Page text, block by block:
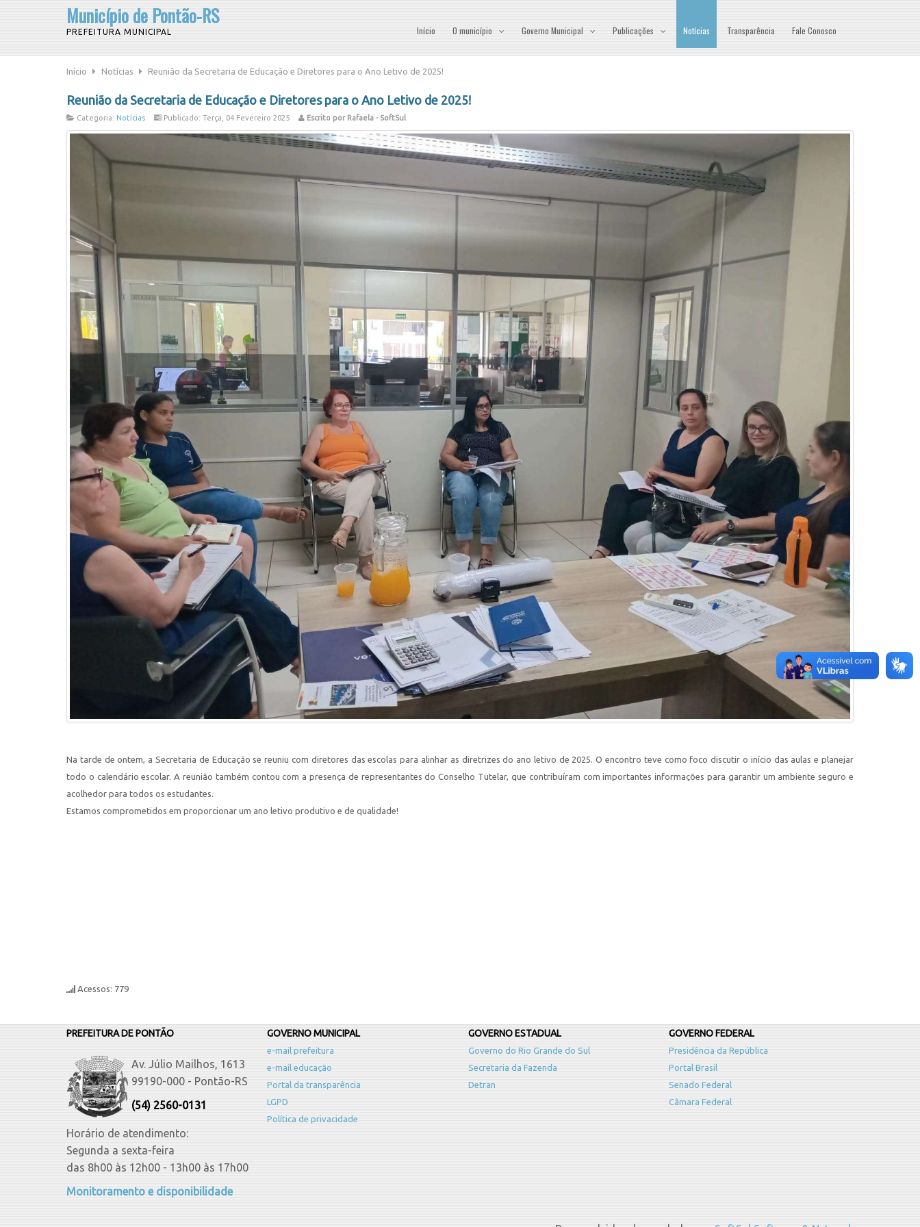
Município de Pontão-RS
PREFEITURA MUNICIPAL Início O município Governo Municipal Publicações Notícias Transparência Fale Conosco
Início Notícias Reunião da Secretaria de Educação e Diretores para o Ano Letivo de 2025!
Reunião da Secretaria de Educação e Diretores para o Ano Letivo de 2025!
Categoria: Notícias Publicado: Terça, 04 Fevereiro 2025 Escrito por Rafaela - SoftSul
Na tarde de ontem, a Secretaria de Educação se reuniu com diretores das escolas para alinhar as diretrizes do ano letivo de 2025. O encontro teve como foco discutir o início das aulas e planejar
todo o calendário escolar. A reunião também contou com a presença de representantes do Conselho Tutelar, que contribuíram com importantes informações para garantir um ambiente seguro e
acolhedor para todos os estudantes.
Estamos comprometidos em proporcionar um ano letivo produtivo e de qualidade!
Acessos: 779
PREFEITURA DE PONTÃO
Av. Júlio Mailhos, 1613
99190-000 - Pontão-RS
(54) 2560-0131
Horário de atendimento:
Segunda a sexta-feira
das 8h00 às 12h00 - 13h00 às 17h00
Monitoramento e disponibilidade
GOVERNO MUNICIPAL
e-mail prefeitura
e-mail educação
Portal da transparência
LGPD
Política de privacidade
GOVERNO ESTADUAL
Governo do Rio Grande do Sul
Secretaria da Fazenda
Detran
GOVERNO FEDERAL
Presidência da República
Portal Brasil
Senado Federal
Câmara Federal